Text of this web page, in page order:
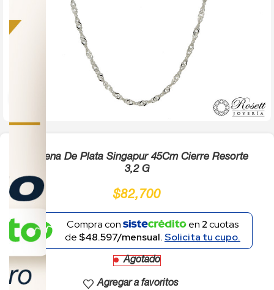
Cadena De Plata Singapur 45Cm Cierre Resorte
3,2 G
$82,700
Compra con en 2cuotas
de $48.597/mensual.Solicita tu cupo.
Agotado
Agregar a favoritos